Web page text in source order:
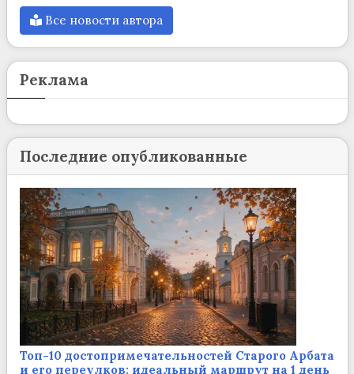
Все новости автора
Реклама
Последние опубликованные
Топ-10 достопримечательностей Старого Арбата
и его переулков: идеальный маршрут на 1 день